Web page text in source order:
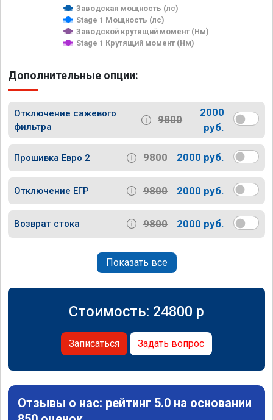
Заводская мощность (лс)
Stage 1 Мощность (лс)
Заводской крутящий момент (Нм)
Stage 1 Крутящий момент (Нм)
Дополнительные опции:
Отключение сажевого
фильтра
9800
2000
руб.
Прошивка Евро 2 9800 2000 руб.
Отключение ЕГР 9800 2000 руб.
Возврат стока 9800 2000 руб.
Показать все
Стоимость: 24800 p
Записаться Задать вопрос
Отзывы о нас: рейтинг 5.0 на основании